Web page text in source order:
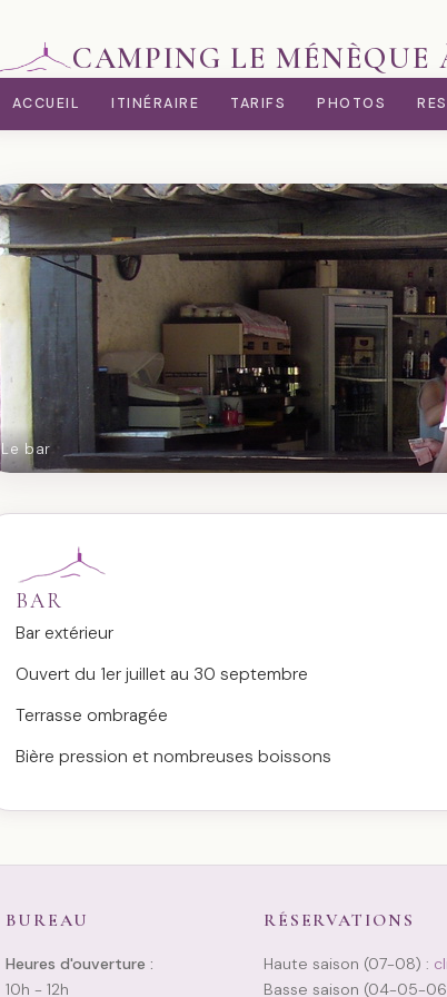
CAMPING LE MÉNÈQUE
ACCUEIL ITINÉRAIRE TARIFS PHOTOS
Le bar
BAR
Bar extérieur
Ouvert du 1er juillet au 30 septembre
Terrasse ombragée
Bière pression et nombreuses boissons
BUREAU
Heures d'ouverture :
10h - 12h
RÉSERVATIONS
Haute saison (07-08) :
Basse saison (04-05-